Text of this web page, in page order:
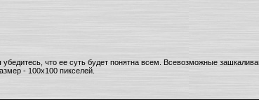
что ее суть будет понятна всем. Всевозможные
- 100х100 пикселей.